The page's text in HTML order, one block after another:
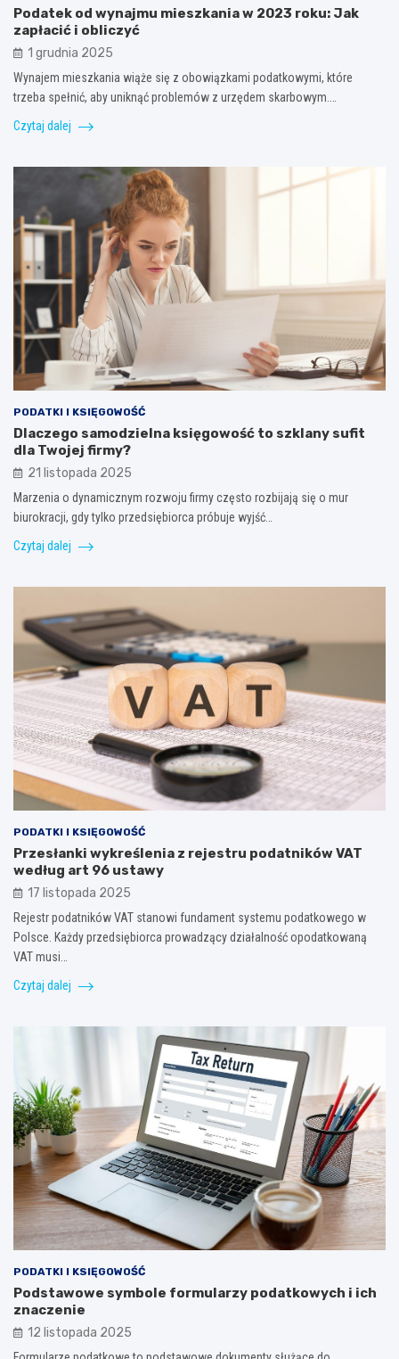
Podatek od wynajmu mieszkania w 2023 roku: Jak
zapłacić i obliczyć
1 grudnia 2025
Wynajem mieszkania wiąże się z obowiązkami podatkowymi, które
trzeba spełnić, aby uniknąć problemów z urzędem skarbowym.…
Czytaj dalej
PODATKI I KSIĘGOWOŚĆ
Dlaczego samodzielna księgowość to szklany sufit
dla Twojej firmy?
21 listopada 2025
Marzenia o dynamicznym rozwoju firmy często rozbijają się o mur
biurokracji, gdy tylko przedsiębiorca próbuje wyjść…
Czytaj dalej
PODATKI I KSIĘGOWOŚĆ
Przesłanki wykreślenia z rejestru podatników VAT
według art 96 ustawy
17 listopada 2025
Rejestr podatników VAT stanowi fundament systemu podatkowego w
Polsce. Każdy przedsiębiorca prowadzący działalność opodatkowaną
VAT musi…
Czytaj dalej
PODATKI I KSIĘGOWOŚĆ
Podstawowe symbole formularzy podatkowych i ich
znaczenie
12 listopada 2025